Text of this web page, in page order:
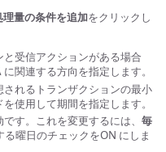
理量の条件を追加をクリックし
受信アクションがある場合
関連する方向を指定します。
されるトランザクションの最小
使用して期間を指定します。
す。これを変更するには、 毎
曜日のチェックをON にしま